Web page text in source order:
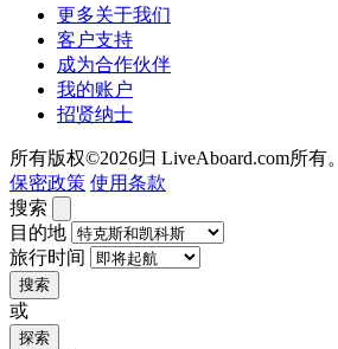
更多关于我们
客户支持
成为合作伙伴
我的账户
招贤纳士
所有版权©2026归 LiveAboard.com所有。
保密政策 使用条款
搜索
目的地
旅行时间
搜索
或
探索